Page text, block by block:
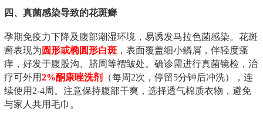
四、真菌感染导致的花斑癣
孕期免疫力下降及腹部潮湿环境，易诱发马拉色菌感染。花斑
癣表现为 圆形或椭圆形白斑 ，表面覆盖细小鳞屑，伴轻度瘙
痒，好发于腹股沟、脐周等褶皱处。确诊需进行真菌镜检，治
疗可外用2%酮康唑洗剂
（每周2次，停留5分钟后冲洗），连
续使用2-4周。注意保持腹部干爽，选择透气棉质衣物，避免
与家人共用毛巾。